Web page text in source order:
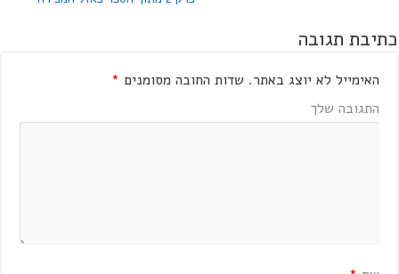
כתיבת תגובה
האימייל לא יוצג באתר. שדות החובה מסומנים *
התגובה שלך